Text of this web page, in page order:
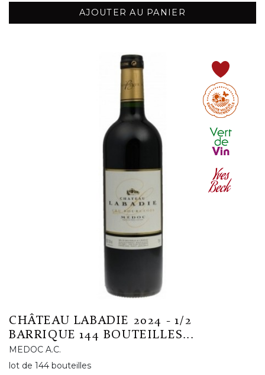
AJOUTER AU PANIER
CHÂTEAU LABADIE 2024 - 1/2
BARRIQUE 144 BOUTEILLES...
MEDOC A.C.
lot de 144 bouteilles